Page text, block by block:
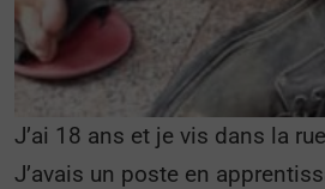
J’ai 18 ans et je vis dans la
J’avais un poste en